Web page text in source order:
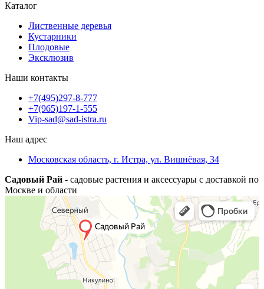
Каталог
Лиственные деревья
Кустарники
Плодовые
Эксклюзив
Наши контакты
+7(495)297-8-777
+7(965)197-1-555
Vip-sad@sad-istra.ru
Наш адрес
Московская область, г. Истра, ул. Вишнёвая, 34
Садовый Рай - садовые растения и аксессуары с доставкой по
Москве и области